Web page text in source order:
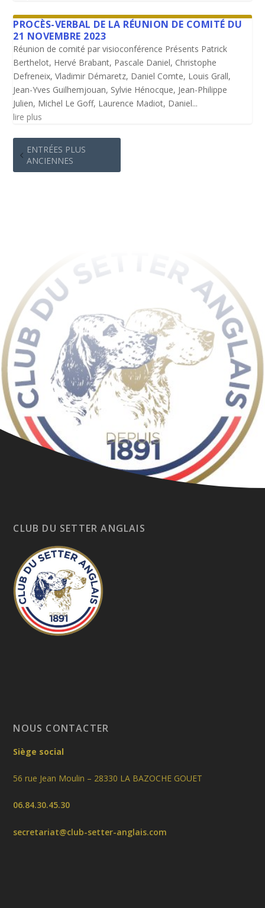
PROCÈS-VERBAL DE LA RÉUNION DE COMITÉ DU
21 NOVEMBRE 2023
Réunion de comité par visioconférence Présents Patrick
Berthelot, Hervé Brabant, Pascale Daniel, Christophe
Defreneix, Vladimir Démaretz, Daniel Comte, Louis Grall,
Jean-Yves Guilhemjouan, Sylvie Hénocque, Jean-Philippe
Julien, Michel Le Goff, Laurence Madiot, Daniel...
lire plus
ENTRÉES PLUS
ANCIENNES
CLUB DU SETTER ANGLAIS
NOUS CONTACTER
Siège social
56 rue Jean Moulin – 28330 LA BAZOCHE GOUET
06.84.30.45.30
secretariat@club-setter-anglais.com